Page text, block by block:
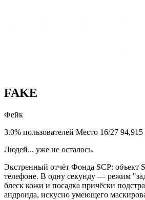
FAKE
Фейк
3.0% пользователей Место 16/27 94,915
Людей... уже не осталось.
Экстренный отчёт Фонда SCP: объект
телефоне. В одну секунду — режим
блеск кожи и посадка причёски
андроида, искусно умеющего